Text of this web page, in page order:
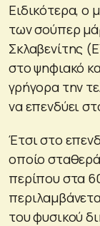
Ειδικότερα, ο
των σούπερ
Σκλαβενίτης
στο ψηφιακό
γρήγορα την
να επενδύει
Έτσι στο
οποίο σταθερά
περίπου στα
του φυσικού